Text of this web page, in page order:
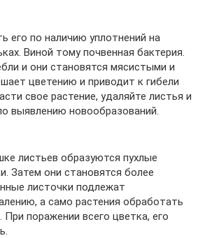
его по наличию уплотнений на
Виной тому почвенная бактерия.
и они становятся мясистыми и
цветению и приводит к гибели
свое растение, удаляйте листья и
выявлению новообразований.
листьев образуются пухлые
Затем они становятся более
листочки подлежат
а само растения обработать
поражении всего цветка, его